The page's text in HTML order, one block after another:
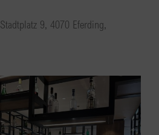
Stadtplatz 9, 4070 Eferding,